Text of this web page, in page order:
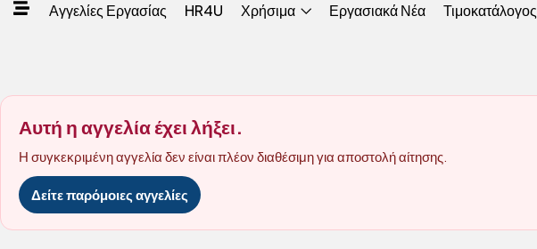
Αγγελίες Εργασίας HR4U Χρήσιμα Εργασιακά Νέα Τιμοκατάλογος
Αυτή η αγγελία έχει λήξει.
Η συγκεκριμένη αγγελία δεν είναι πλέον διαθέσιμη για αποστολή αίτησης.
Δείτε παρόμοιες αγγελίες